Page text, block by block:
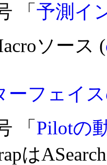
「 予測イ
ソース (
ーフェイ
「 Pilotの
は